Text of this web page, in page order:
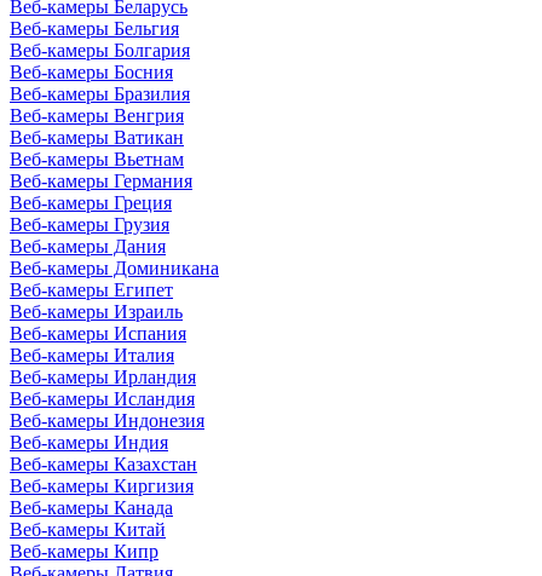
Веб-камеры Беларусь
Веб-камеры Бельгия
Веб-камеры Болгария
Веб-камеры Босния
Веб-камеры Бразилия
Веб-камеры Венгрия
Веб-камеры Ватикан
Веб-камеры Вьетнам
Веб-камеры Германия
Веб-камеры Греция
Веб-камеры Грузия
Веб-камеры Дания
Веб-камеры Доминикана
Веб-камеры Египет
Веб-камеры Израиль
Веб-камеры Испания
Веб-камеры Италия
Веб-камеры Ирландия
Веб-камеры Исландия
Веб-камеры Индонезия
Веб-камеры Индия
Веб-камеры Казахстан
Веб-камеры Киргизия
Веб-камеры Канада
Веб-камеры Китай
Веб-камеры Кипр